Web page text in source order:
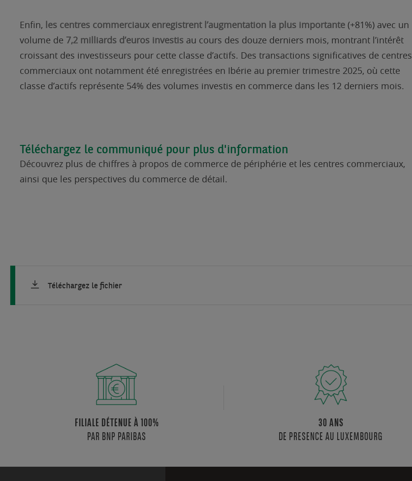
Enfin, les centres commerciaux enregistrent l’augmentation la plus importante (+81%) avec un
volume de 7,2 milliards d’euros investis au cours des douze derniers mois, montrant l’intérêt
croissant des investisseurs pour cette classe d’actifs. Des transactions significatives de centres
commerciaux ont notamment été enregistrées en Ibérie au premier trimestre 2025, où cette
classe d’actifs représente 54% des volumes investis en commerce dans les 12 derniers mois.
Téléchargez le communiqué pour plus d'information
Découvrez plus de chiffres à propos de commerce de périphérie et les centres commerciaux,
ainsi que les perspectives du commerce de détail.
Téléchargez le fichier
FILIALE DÉTENUE À 100%
PAR BNP PARIBAS
30 ANS
DE PRESENCE AU LUXEMBOURG